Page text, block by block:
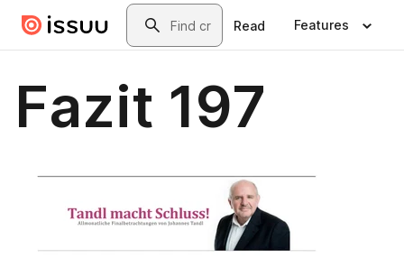
Skip to main contentSearch
Read Features
Fazit 197